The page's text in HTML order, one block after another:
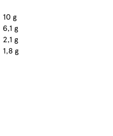
10 g
6,1 g
2,1 g
1,8 g